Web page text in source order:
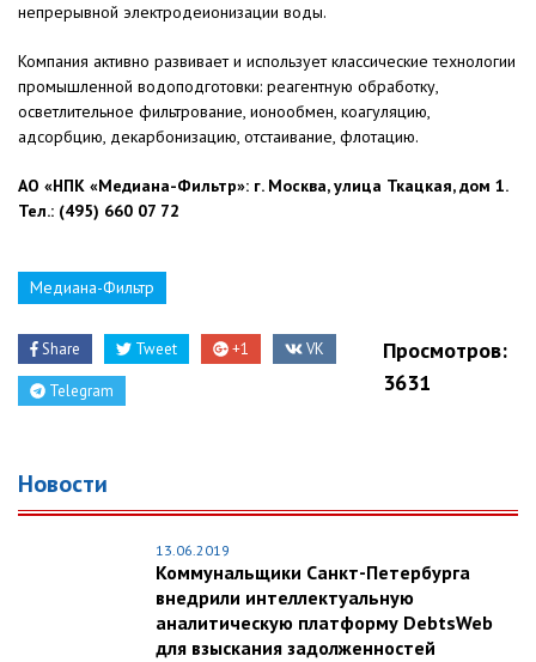
непрерывной электродеионизации воды.
Компания активно развивает и использует классические технологии
промышленной водоподготовки: реагентную обработку,
осветлительное фильтрование, ионообмен, коагуляцию,
адсорбцию, декарбонизацию, отстаивание, флотацию.
АО «НПК «Медиана-Фильтр»: г. Москва, улица Ткацкая, дом 1.
Тел.: (495) 660 07 72
Медиана-Фильтр
Share Tweet +1 VK
Telegram
Просмотров:
3631
Новости
13.06.2019
Коммунальщики Санкт-Петербурга
внедрили интеллектуальную
аналитическую платформу DebtsWeb
для взыскания задолженностей